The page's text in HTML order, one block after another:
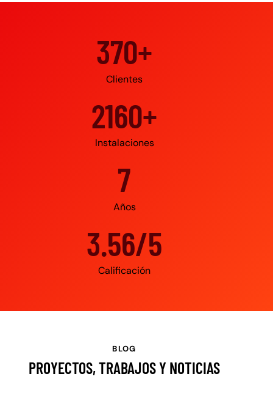
500+
Clientes
3000+
Instalaciones
10
Años
4.95/5
Calificación
BLOG
PROYECTOS, TRABAJOS Y NOTICIAS